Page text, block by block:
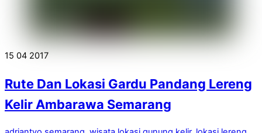
15 04 2017
Rute Dan Lokasi Gardu Pandang Lereng
Kelir Ambarawa Semarang